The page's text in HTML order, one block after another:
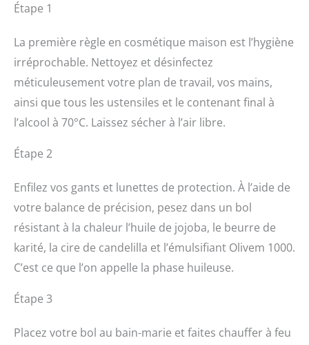
Étape 1
La première règle en cosmétique maison est l’hygiène
irréprochable. Nettoyez et désinfectez
méticuleusement votre plan de travail, vos mains,
ainsi que tous les ustensiles et le contenant final à
l’alcool à 70°C. Laissez sécher à l’air libre.
Étape 2
Enfilez vos gants et lunettes de protection. À l’aide de
votre balance de précision, pesez dans un bol
résistant à la chaleur l’huile de jojoba, le beurre de
karité, la cire de candelilla et l’émulsifiant Olivem 1000.
C’est ce que l’on appelle la phase huileuse.
Étape 3
Placez votre bol au bain-marie et faites chauffer à feu